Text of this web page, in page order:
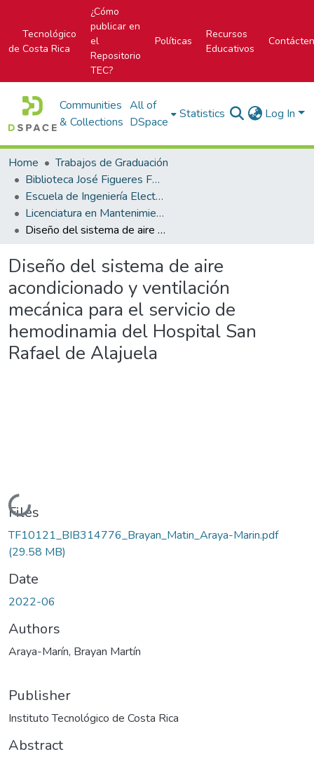
Tecnológico
de Costa Rica
¿Cómo
publicar en
el
Repositorio
TEC?
Políticas
Recursos
Educativos
Communities
& Collections
All of
DSpace
Statistics Log In
Home
Trabajos de Graduación
Biblioteca José Figueres Ferrer
Escuela de Ingeniería Electromecánica
Licenciatura en Mantenimiento Industrial
Diseño del sistema de aire acondicionado y ventilación mecánica para el servicio de hemodinamia del Hospital San Rafael de Alajuela
Diseño del sistema de aire
acondicionado y ventilación
mecánica para el servicio de
hemodinamia del Hospital San
Rafael de Alajuela
Loading...
Files
TF10121_BIB314776_Brayan_Matin_Araya-Marin.pdf
(29.58 MB)
Date
2022-06
Authors
Araya-Marín, Brayan Martín
Publisher
Instituto Tecnológico de Costa Rica
Abstract